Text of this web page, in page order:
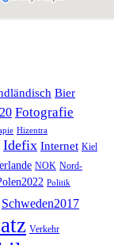
Bier
Fotografie
Hizentra
Idefix Internet Kiel
NOK Nord-
Politik
Schweden2017
Verkehr